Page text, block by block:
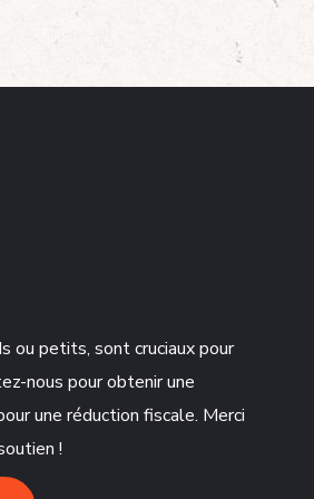
ou petits, sont cruciaux pour
nous pour obtenir une
une réduction fiscale. Merci
!